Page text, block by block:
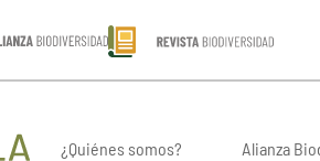
¿Quiénes somos? Alianza